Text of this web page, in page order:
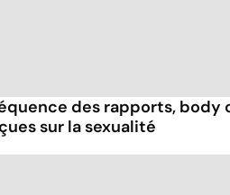
des rapports, body
sur la sexualité